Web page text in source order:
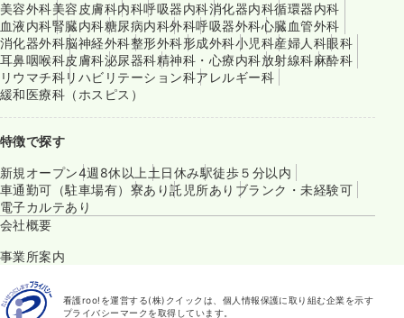
美容外科美容皮膚科内科呼吸器内科消化器内科循環器内科
血液内科腎臓内科糖尿病内科外科呼吸器外科心臓血管外科
消化器外科脳神経外科整形外科形成外科小児科産婦人科眼科
耳鼻咽喉科皮膚科泌尿器科精神科・心療内科放射線科麻酔科
リウマチ科リハビリテーション科アレルギー科
緩和医療科（ホスピス）
特徴で探す
新規オープン4週8休以上 土日休み駅徒歩５分以内
車通勤可（駐車場有） 寮あり託児所あり ブランク・未経験可
電子カルテあり
会社概要
事業所案内
看護roo!を運営する(株)クイックは、個人情報保護に取り組む企業を示す
プライバシーマークを取得しています。